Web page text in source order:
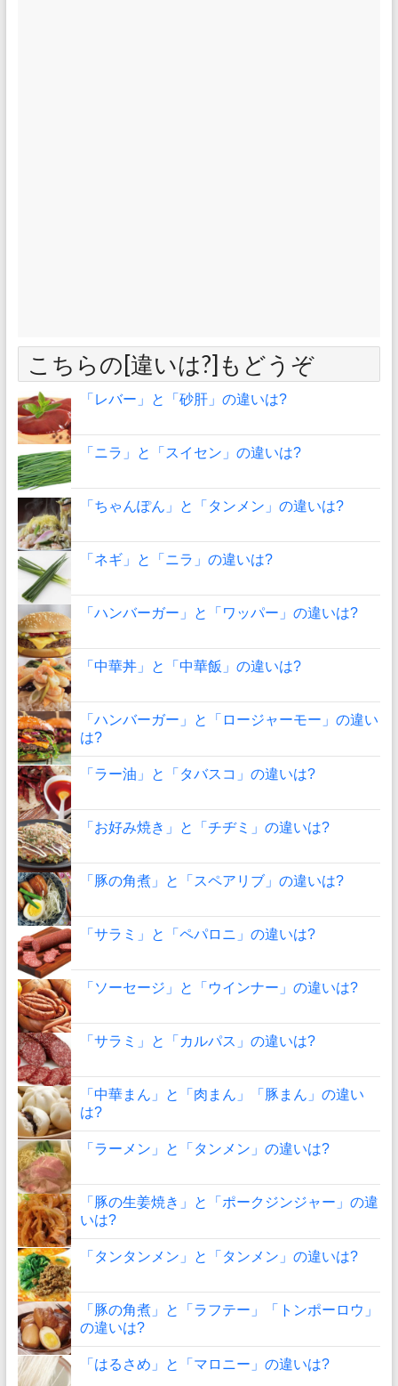
こちらの[違いは?]もどうぞ
「レバー」と「砂肝」の違いは?
「ニラ」と「スイセン」の違いは?
「ちゃんぽん」と「タンメン」の違いは?
「ネギ」と「ニラ」の違いは?
「ハンバーガー」と「ワッパー」の違いは?
「中華丼」と「中華飯」の違いは?
「ハンバーガー」と「ロージャーモー」の違い
は?
「ラー油」と「タバスコ」の違いは?
「お好み焼き」と「チヂミ」の違いは?
「豚の角煮」と「スペアリブ」の違いは?
「サラミ」と「ペパロニ」の違いは?
「ソーセージ」と「ウインナー」の違いは?
「サラミ」と「カルパス」の違いは?
「中華まん」と「肉まん」「豚まん」の違い
は?
「ラーメン」と「タンメン」の違いは?
「豚の生姜焼き」と「ポークジンジャー」の違
いは?
「タンタンメン」と「タンメン」の違いは?
「豚の角煮」と「ラフテー」「トンポーロウ」
の違いは?
「はるさめ」と「マロニー」の違いは?